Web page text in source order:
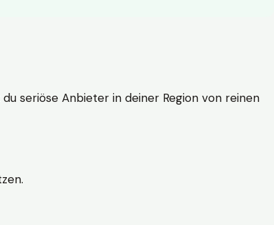
seriöse Anbieter in deiner Region von reinen